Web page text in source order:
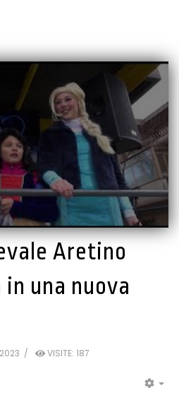
Aretino
una nuova
VISITE: 187